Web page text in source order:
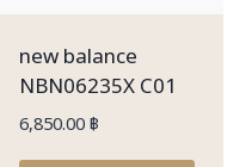
new balance
NBN06235X C01
6,850.00฿